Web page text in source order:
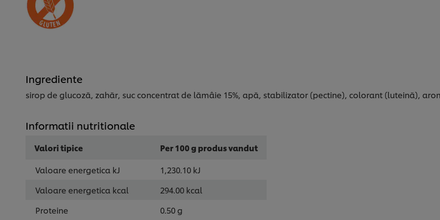
Ingrediente
sirop de glucoză, zahăr, suc concentrat de lămâie 15%, apă, stabilizator (pectine), colorant (luteină),
Informatii nutritionale
Valori tipice
Per 100 g produs vandut
Valoare energetica kJ
1,230.10 kJ
Valoare energetica kcal
294.00 kcal
Proteine
0.50 g